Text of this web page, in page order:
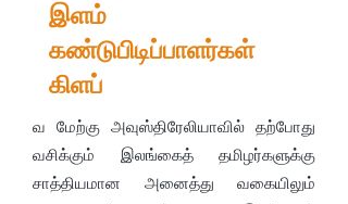
இளம்
கண்டுபிடிப்பாளர்கள்
கிளப்
வ மேற்கு அவுஸ்திரேலியாவில் தற்போது
வசிக்கும் இலங்கைத் தமிழர்களுக்கு
சாத்தியமான அனைத்து வகையிலும்